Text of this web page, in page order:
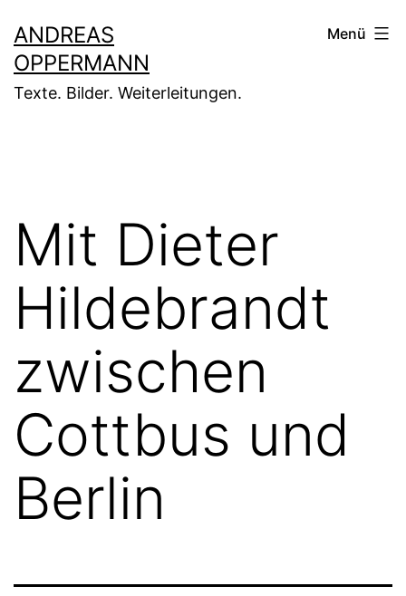
Inhalt
springen
ANDREAS
OPPERMANN
Texte. Bilder. Weiterleitungen.
Menü
Mit Dieter
Hildebrandt
zwischen
Cottbus und
Berlin